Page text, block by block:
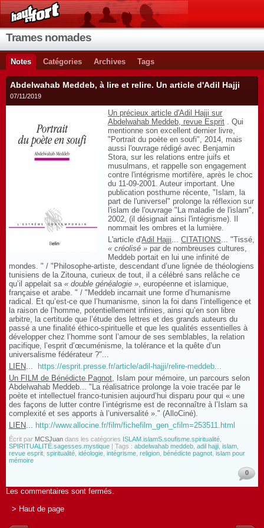
Trames nomades
Notes Catégories Archives Tags
Abdelwahab Meddeb, à lire et relire. Un article d'Adil Hajji
07/11/2019
Un précieux article d'Adil Hajji sur
Abdelwahab Meddeb, revue Esprit . Qui
mentionne son excellent dernier livre,
"Portrait du poète en soufi", 2014, mais
aussi l'ouvrage rédigé avec Benjamin
Stora, sur les relations entre juifs et
musulmans, et rappelle son engagement
contre l'intégrisme mortifère, après le choc
du 11-09-2001. Auteur important. Une
publication posthume récente, "Islam, la
part de l'universel" prolonge la réflexion sur
l'islam de l'ouvrage "La maladie de l'islam",
2002, (il désignait ainsi l'intégrisme). Il
nommait les ombres et la lumière.
L'article d'Adil Hajji...CITATIONS... "Tissé,
« créolisé » par de nombreuses cultures,
Meddeb portait en lui une infinité de
mondes. " / "Philosophe-artiste, descendant d’une lignée de théologiens
tunisiens de la Zitouna, curieux de tout, il a célébré sans relâche ce
qu’il appelait sa « double généalogie », européenne et islamique,
française et arabe. " / "Meddeb incarnait une forme d’humanisme
radical. Et qu’est-ce que l’humanisme, sinon la foi dans l’intelligence et
la raison de l’homme, potentiellement infinies, ainsi qu’en son libre
arbitre, la certitude que l’étude des lettres et des grands auteurs du
passé a une finalité éthico-spirituelle et que les qualités essentielles à
développer chez l’homme sont l’amour de ses semblables, la relation
pacifique, l’esprit d’œcuménisme, la tolérance et la quête d’un
universalisme fédérateur ?"...
LIEN...
https://esprit.presse.fr/article/adil-hajji/relire-meddeb...
Un FILM de Bénédicte Pagnot, Islam pour mémoire, un parcours selon
Abdelwahab Meddeb... "La réalisatrice prolonge la voie tracée par le
poète et intellectuel franco-tunisien aujourd’hui disparu pour qui « une
des façons de lutter contre l’intégrisme est de reconnaître à l’Islam sa
complexité et ses apports à l’universalité »." (AlloCiné).
LIEN... http://www.allocine.fr/film/fichefilm_gen_cfilm=253511.html
Écrit par MCSJuan dans les catégories ISLAM.islamS.soufisme.spiritualité
SPIRITUALITÉ.sagesses.mystique | Tags : abdelwahab meddeb adil hajji islam
revue esprit spiritualité idéologie intégrisme religion bénédicte pagnot islam pour
mémoire
0
Les commentaires sont fermés.
> Haut de page